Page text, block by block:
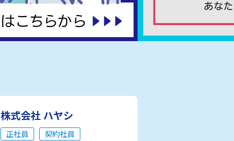
株式会社 ハヤシ
正社員
契約社員